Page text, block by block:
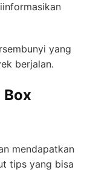
yang
berjalan.
Box
mendapatkan
tips yang bisa